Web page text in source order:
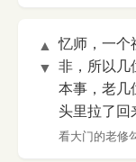
▲
▼
忆师，一个
非，所以几
本事，老几
头里拉了回
看大门的老修